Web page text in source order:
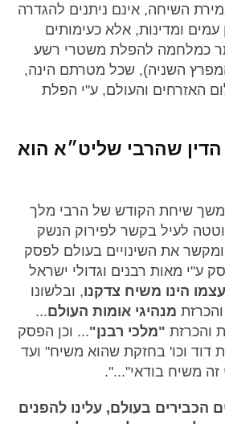
השיחה, אינם ניתנים להגדרה
ומדינות, אלא כעימותים
כמלחמה להפלת משטרי רשע
השניה), שכל מטרתם הינה,
האזרחים והעולם, ע"י הפלת
שהרבי שליט״א הוא
שיחת הקודש של הרבי מלך
לעיל בקשר לפירוק הנשק
את השינויים בעולם לפסק
ע"י מאות רבנים וגדולי ישראל
הינו משיח צדקנו, ובלשונו
מנהיגי אומות העולם...
והכרזת "מלכי רבנן"... וכן הפסק
דוד וכו' בחזקת שהוא משיח" ועד
זה משיח בודאי"...".
הכבירים בעולם, עלינו להפנים